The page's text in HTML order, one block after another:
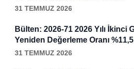
31 TEMMUZ 2026
Bülten: 2026-71 2026 Yılı İkinci
Yeniden Değerleme Oranı
31 TEMMUZ 2026